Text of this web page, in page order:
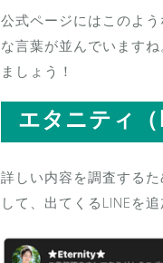
公式ページにはこのよ
な言葉が並んでいます
ましょう！
エタニティ
詳しい内容を調査する
して、出てくるLINEを